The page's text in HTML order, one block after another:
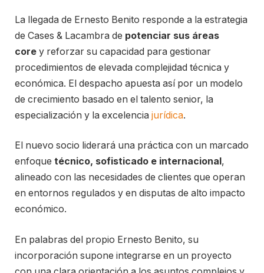
La llegada de Ernesto Benito responde a la estrategia
de Cases & Lacambra de potenciar sus áreas
core y reforzar su capacidad para gestionar
procedimientos de elevada complejidad técnica y
económica. El despacho apuesta así por un modelo
de crecimiento basado en el talento senior, la
especialización y la excelencia jurídica.
El nuevo socio liderará una práctica con un marcado
enfoque técnico, sofisticado e internacional,
alineado con las necesidades de clientes que operan
en entornos regulados y en disputas de alto impacto
económico.
En palabras del propio Ernesto Benito, su
incorporación supone integrarse en un proyecto